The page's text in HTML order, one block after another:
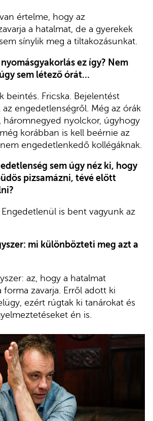
értelme, hogy az
a hatalmat, de a gyerekek
sínylik meg a tiltakozásunkat.
ez így? Nem
sem létező órát…
beintés. Fricska. Bejelentést
engedetlenségről. Még az órák
háromnegyed nyolckor, úgyhogy
korábban is kell beérnie az
engedetlenkedő kollégáknak.
sem úgy néz ki, hogy
pizsamázni, tévé előtt
is bent vagyunk az
mi különbözteti meg azt a
az, hogy a hatalmat
forma zavarja. Erről adott ki
ezért rúgtak ki tanárokat és
én is.